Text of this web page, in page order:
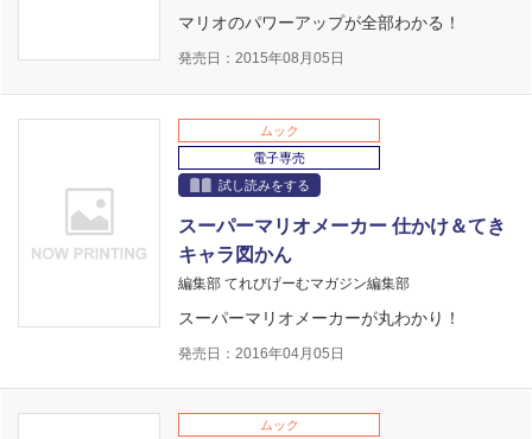
マリオのパワーアップが全部わかる！
発売日：2015年08月05日
ムック
電子専売
試し読みをする
スーパーマリオメーカー 仕かけ＆てき
キャラ図かん
編集部 てれびげーむマガジン編集部
スーパーマリオメーカーが丸わかり！
発売日：2016年04月05日
ムック